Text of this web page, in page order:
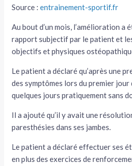
Source :entrainement-sportif.fr
Au bout d’un mois, l’amélioration a
rapport subjectif par le patient et
objectifs et physiques
Le patient a déclaré qu’après une
des symptômes lors du premier
quelques jours pratiquement sans
Il a ajouté qu’il y avait une
paresthésies dans ses jambes.
Le patient a déclaré effectuer ses
en plus des exercices de